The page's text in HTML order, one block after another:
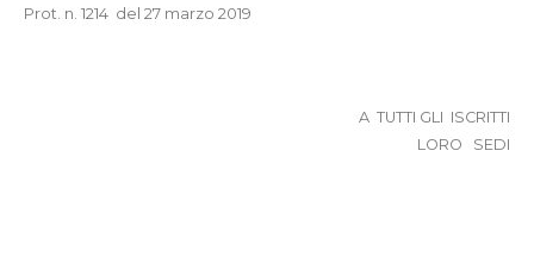
Prot. n. 1214 del 27 marzo 2019
A TUTTI GLI ISCRITTI
LORO SEDI